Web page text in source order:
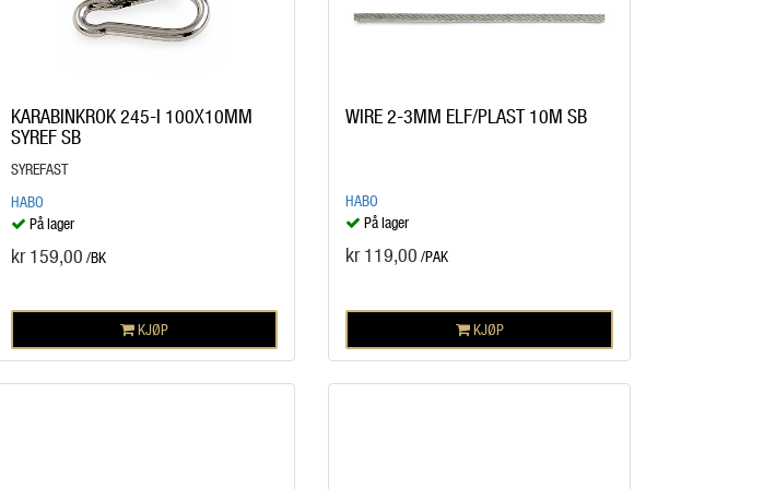
KARABINKROK 245-I 100X10MM
SYREF SB
SYREFAST
HABO
På lager
kr 159,00 /BK
KJØP
WIRE 2-3MM ELF/PLAST 10M SB
HABO
På lager
kr 119,00 /PAK
KJØP